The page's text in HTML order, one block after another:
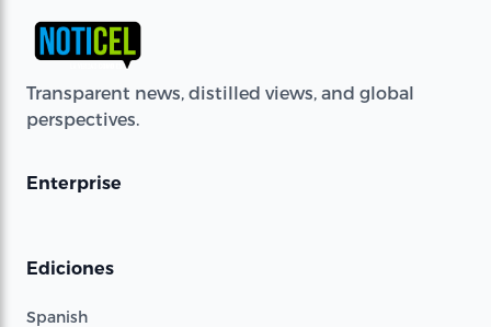
Transparent news, distilled views, and global
perspectives.
Enterprise
Ediciones
Spanish